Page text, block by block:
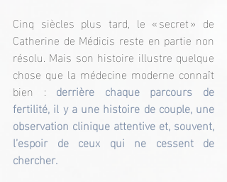
Cinq siècles plus tard, le « secret » de
Catherine de Médicis reste en partie non
résolu. Mais son histoire illustre quelque
chose que la médecine moderne connaît
bien : derrière chaque parcours de
fertilité, il y a une histoire de couple, une
observation clinique attentive et, souvent,
l’espoir de ceux qui ne cessent de
chercher.